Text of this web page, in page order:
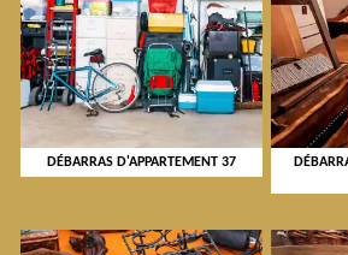
DÉBARRAS D'APPARTEMENT 37